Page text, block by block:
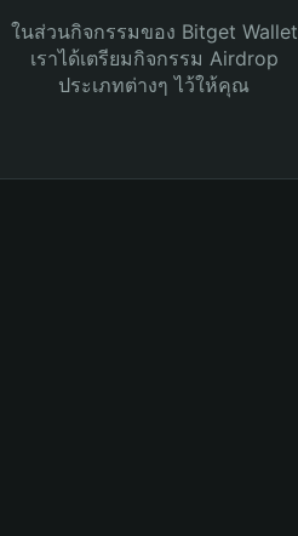
ในส่วนกิจกรรมของ Bitget Wallet
เราได้เตรียมกิจกรรม Airdrop
ประเภทต่างๆ ไว้ให้คุณ